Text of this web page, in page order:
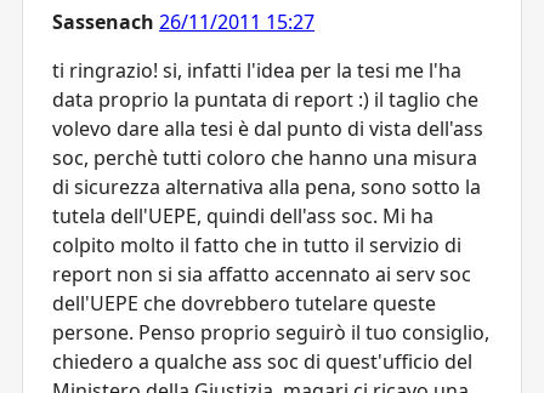
Sassenach 26/11/2011 15:27
ti ringrazio! si, infatti l'idea per la tesi me l'ha
data proprio la puntata di report :) il taglio che
volevo dare alla tesi è dal punto di vista dell'ass
soc, perchè tutti coloro che hanno una misura
di sicurezza alternativa alla pena, sono sotto la
tutela dell'UEPE, quindi dell'ass soc. Mi ha
colpito molto il fatto che in tutto il servizio di
report non si sia affatto accennato ai serv soc
dell'UEPE che dovrebbero tutelare queste
persone. Penso proprio seguirò il tuo consiglio,
chiedero a qualche ass soc di quest'ufficio del